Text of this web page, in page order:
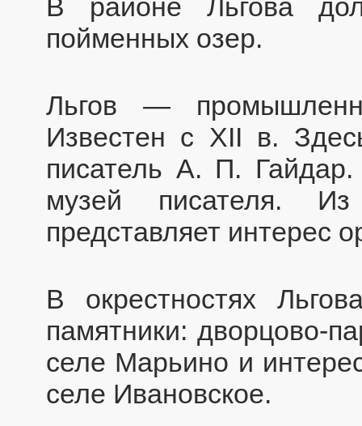
В районе Льгова
пойменных озер.
Льгов —
Известен с XII в.
писатель А. П.
музей писателя. Из
представляет интерес
В окрестностях
памятники: дворцово-
селе Марьино и
селе Ивановское.